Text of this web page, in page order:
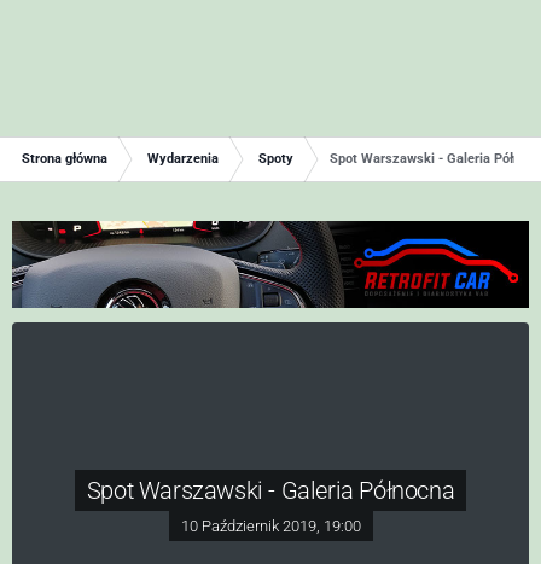
Strona główna Wydarzenia Spoty Spot Warszawski - Galeria
Spot Warszawski - Galeria Północna
10 Październik 2019, 19:00